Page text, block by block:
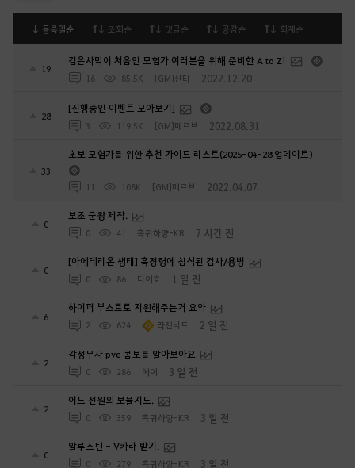
등록일순 조회순 댓글순 공감순 화제순
19
검은사막이 처음인 모험가 여러분을 위해 준비한 A to Z!
16 85.5K [GM]샨티 2022.12.20
28
[진행중인 이벤트 모아보기]
3 119.5K [GM]메르브 2022.08.31
33
초보 모험가를 위한 추천 가이드 리스트(2025-04-28 업데이트)
11 108K [GM]메르브 2022.04.07
0
보조 군왕 제작.
0 41 흑귀하양-KR 7 시간 전
0
[아에테리온 생태] 흑정령에 침식된 검사/용병
0 86 다이호 1 일 전
6
하이퍼 부스트로 지원해주는거 요약
2 624 라젠닉트 2 일 전
2
각성무사 pve 콤보를 알아보아요
0 286 헤이 3 일 전
2
어느 선원의 보물지도.
0 359 흑귀하양-KR 3 일 전
0
알루스틴 - V카라 받기.
0 279 흑귀하양-KR 3 일 전